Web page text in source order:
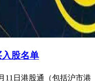
股名单
11日港股通（包括沪市港